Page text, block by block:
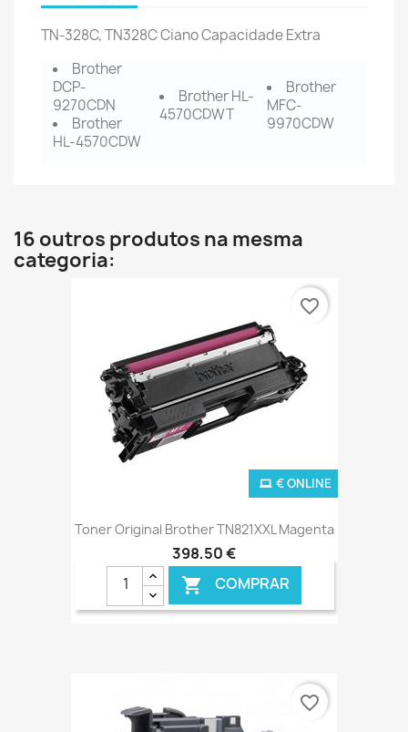
TN-328C, TN328C Ciano Capacidade Extra
Brother
DCP-
9270CDN
Brother
HL-4570CDW
Brother HL-
4570CDWT
Brother
MFC-
9970CDW
16 outros produtos na mesma
categoria:
Toner Original Brother TN821XXL Magenta
398,50 €
 COMPRAR
€ ONLINE
favorite_border
favorite_border